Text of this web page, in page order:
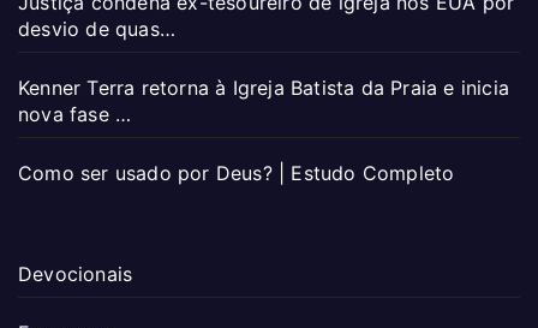
desvio de quas…
Kenner Terra retorna à Igreja Batista da Praia e inicia
nova fase …
Como ser usado por Deus? | Estudo Completo
Devocionais